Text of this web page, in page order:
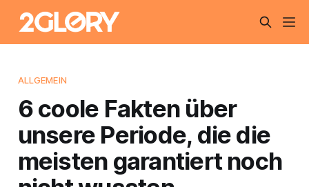
ALLGEMEIN
6 coole Fakten über
unsere Periode, die die
meisten garantiert noch